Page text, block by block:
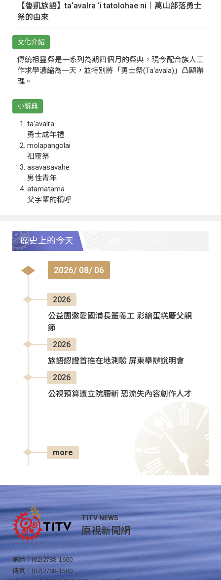
【魯凱族語】ta‘avalra ‘i tatolohae ni｜萬山部落勇士
祭的由來
文化介紹
傳統祖靈祭是一系列為期四個月的祭典，現今配合族人工
作求學濃縮為一天，並特別將「勇士祭(Ta‘avala)」凸顯辦
理。
小辭典
ta‘avalra
勇士成年禮
molapangolai
祖靈祭
asavasavahe
男性青年
atamatama
父字輩的稱呼
歷史上的今天
2026/ 08/ 06
2026
公益團邀愛國浦長輩義工 彩繪蛋糕慶父親
節
2026
族語認證首推在地測驗 屏東舉辦說明會
2026
公視預算遭立院腰斬 恐流失內容創作人才
more
TITV NEWS
原視新聞網
電話：(02)2788-1600
傳真：(02)2788-1500